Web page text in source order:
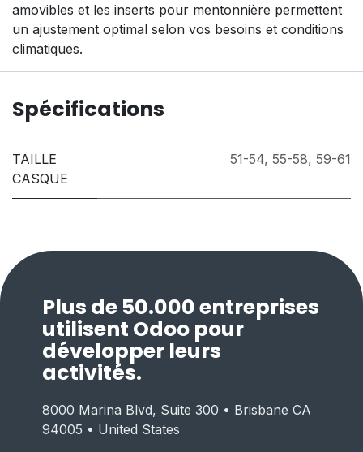
amovibles et les inserts pour mentonnière permettent
un ajustement optimal selon vos besoins et conditions
climatiques.
Spécifications
TAILLE
CASQUE
51-54, 55-58, 59-61
Plus de 50.000 entreprises
utilisent Odoo pour
développer leurs
activités.
8000 Marina Blvd, Suite 300 • Brisbane CA
94005 • United States